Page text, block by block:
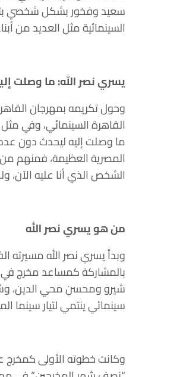
سعيد وفخور بشكل شخصي
السينمائية مثل العديد من
يسري نصر الله: ما وصلت
وحول تكريمه بمهرجان
القاهرة السينمائي، وفي
ما وصلت إليه ليحدث دون
المصرية العظيمة، فمنهم
الشخص الذي أنا عليه الآن،
من هو يسري نصر الله
بالمشاركة كمساعد مخرج في
شيرو ومحسن محي الدين،
سينمائي ينتمي لتيار سينما